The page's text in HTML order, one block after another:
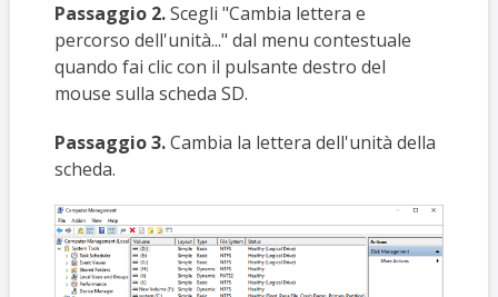
Passaggio 2.Scegli "Cambia lettera e
percorso dell'unità..." dal menu contestuale
quando fai clic con il pulsante destro del
mouse sulla scheda SD.
Passaggio 3.Cambia la lettera dell'unità della
scheda.